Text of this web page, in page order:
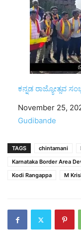
ಕನ್ನಡ ರಾಜ್ಯೋತ್ಸವ
Date
November 25,
In relation to
Gudibande
TAGS chintamani
Karnataka Border Area
Kodi Rangappa
M